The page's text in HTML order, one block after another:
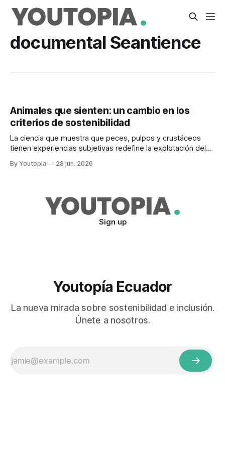
documental Seantience
Animales que sienten: un cambio en los
criterios de sostenibilidad
La ciencia que muestra que peces, pulpos y crustáceos
tienen experiencias subjetivas redefine la explotación del
By Youtopia 28 jun. 2026
Sign up
Youtopía Ecuador
La nueva mirada sobre sostenibilidad e inclusión.
Únete a nosotros.